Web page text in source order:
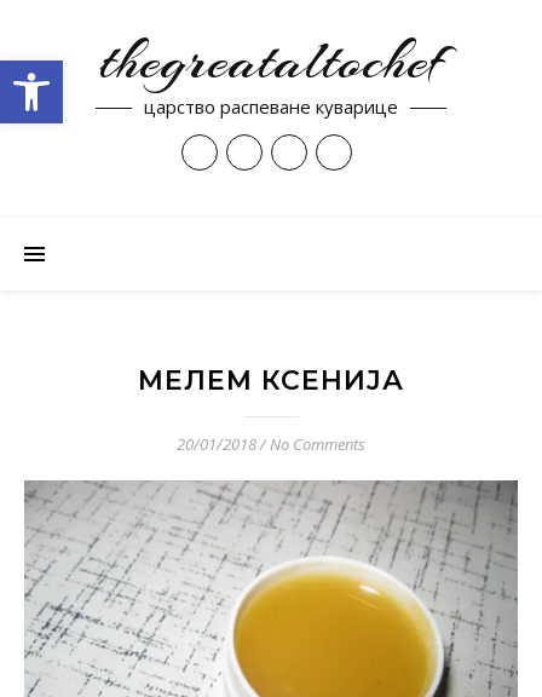
thegreataltochef
царство распеване куварице
МЕЛЕМ КСЕНИЈА
20/01/2018/No Comments
Open toolbar